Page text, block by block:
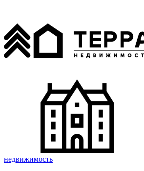
недвижимость